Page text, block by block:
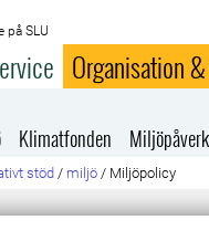
på SLU
Organisation
Klimatfonden
stöd / miljö / Miljöpolicy